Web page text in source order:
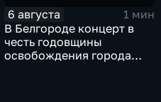
6 августа
1 мин
В Белгороде концерт в
честь годовщины
освобождения города